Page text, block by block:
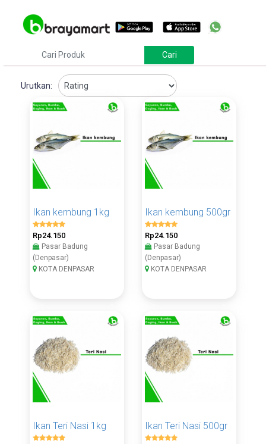
Urutkan:
Ikan kembung 1kg
Rp24.150
Pasar Badung
(Denpasar)
KOTA DENPASAR
Ikan kembung 500gr
Rp24.150
Pasar Badung
(Denpasar)
KOTA DENPASAR
Ikan Teri Nasi 1kg Ikan Teri Nasi 500gr